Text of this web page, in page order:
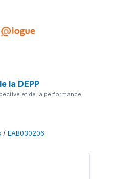
la DEPP
et de la performance
/ EAB030206